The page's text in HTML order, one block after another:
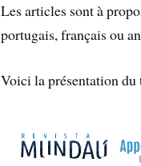
Les articles sont à
portugais, français ou
Voici la présentation du